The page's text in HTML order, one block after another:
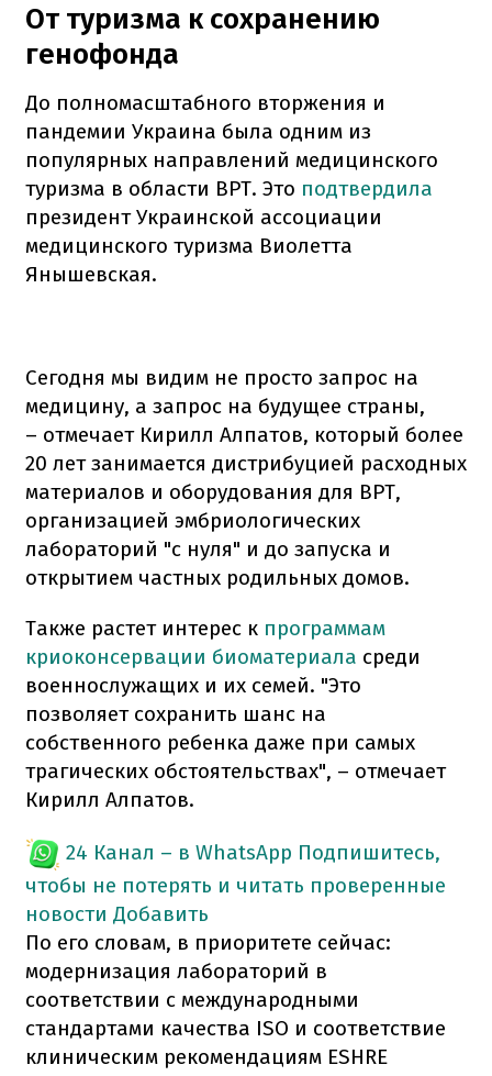
От туризма к сохранению
генофонда
До полномасштабного вторжения и
пандемии Украина была одним из
популярных направлений медицинского
туризма в области ВРТ. Это подтвердила
президент Украинской ассоциации
медицинского туризма Виолетта
Янышевская.
Сегодня мы видим не просто запрос на
медицину, а запрос на будущее страны,
– отмечает Кирилл Алпатов, который более
20 лет занимается дистрибуцией расходных
материалов и оборудования для ВРТ,
организацией эмбриологических
лабораторий "с нуля" и до запуска и
открытием частных родильных домов.
Также растет интерес к программам
криоконсервации биоматериала среди
военнослужащих и их семей. "Это
позволяет сохранить шанс на
собственного ребенка даже при самых
трагических обстоятельствах", – отмечает
Кирилл Алпатов.
24 Канал – в WhatsApp Подпишитесь,
чтобы не потерять и читать проверенные
новости Добавить
По его словам, в приоритете сейчас:
модернизация лабораторий в
соответствии с международными
стандартами качества ISO и соответствие
клиническим рекомендациям ESHRE